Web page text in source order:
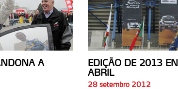
A
EDIÇÃO DE 2013
ABRIL
28 setembro 2012